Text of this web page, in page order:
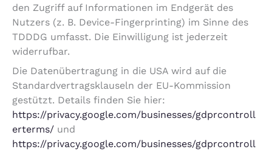
den Zugriff auf Informationen im Endgerät des
Nutzers (z. B. Device-Fingerprinting) im Sinne des
TDDDG umfasst. Die Einwilligung ist jederzeit
widerrufbar.
Die Datenübertragung in die USA wird auf die
Standardvertragsklauseln der EU-Kommission
gestützt. Details finden Sie hier:
https://privacy.google.com/businesses/gdprcontroll
erterms/ und
https://privacy.google.com/businesses/gdprcontroll